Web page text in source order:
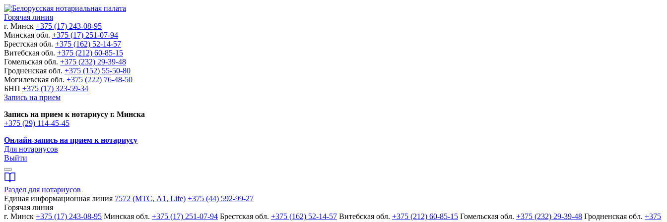
Горячая линия
г. Минск +375 (17) 243-08-95
Минская обл. +375 (17) 251-07-94
Брестская обл. +375 (162) 52-14-57
Витебская обл. +375 (212) 60-85-15
Гомельская обл. +375 (232) 29-39-48
Гродненская обл. +375 (152) 55-50-80
Могилевская обл. +375 (222) 76-48-50
БНП +375 (17) 323-59-34
Запись на прием
Запись на прием к нотариусу г. Минска
+375 (29) 114-45-45
Онлайн-запись на прием к нотариусу
Для нотариусов
Выйти
Раздел для нотариусов
Единая информационная линия 7572 (МТС, A1, Life) +375 (44) 592-99-27
Горячая линия
г. Минск +375 (17) 243-08-95 Минская обл. +375 (17) 251-07-94 Брестская обл. +375 (162) 52-14-57 Витебская обл. +375 (212) 60-85-15 Гомельская обл. +375 (232) 29-39-48 Гродненская обл. +375